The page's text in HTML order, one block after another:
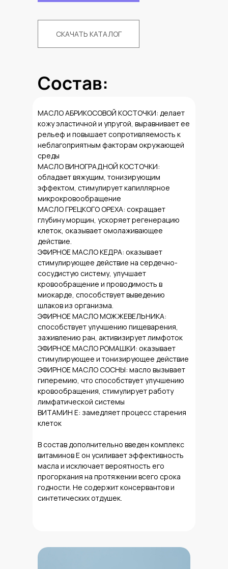
СКАЧАТЬ КАТАЛОГ
Состав:
МАСЛО АБРИКОСОВОЙ КОСТОЧКИ: делает
кожу эластичной и упругой, выравнивает ее
рельеф и повышает сопротивляемость к
неблагоприятным факторам окружающей
среды
МАСЛО ВИНОГРАДНОЙ КОСТОЧКИ:
обладает вяжущим, тонизирующим
эффектом, стимулирует капиллярное
микрокровообращение
МАСЛО ГРЕЦКОГО ОРЕХА: сокращает
глубину морщин, ускоряет регенерацию
клеток, оказывает омолаживающее
действие.
ЭФИРНОЕ МАСЛО КЕДРА: оказывает
стимулирующее действие на сердечно-
сосудистую систему, улучшает
кровообращение и проводимость в
миокарде, способствует выведению
шлаков из организма.
ЭФИРНОЕ МАСЛО МОЖЖЕВЕЛЬНИКА:
способствует улучшению пищеварения,
заживлению ран, активизирует лимфоток
ЭФИРНОЕ МАСЛО РОМАШКИ: оказывает
стимулирующее и тонизирующее действие
ЭФИРНОЕ МАСЛО СОСНЫ: масло вызывает
гиперемию, что способствует улучшению
кровообращения, стимулирует работу
лимфатической системы
ВИТАМИН Е: замедляет процесс старения
клеток
В состав дополнительно введен комплекс
витаминов Е он усиливает эффективность
масла и исключает вероятность его
прогоркания на протяжении всего срока
годности. Не содержит консервантов и
синтетических отдушек.